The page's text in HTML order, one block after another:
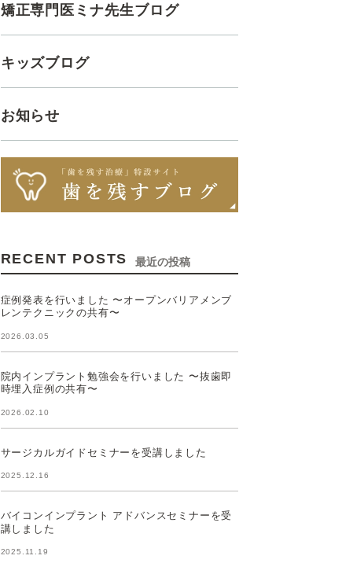
矯正専門医ミナ先生ブログ
キッズブログ
お知らせ
RECENT POSTS 最近の投稿
症例発表を行いました 〜オープンバリアメンブ
レンテクニックの共有〜
2026.03.05
院内インプラント勉強会を行いました 〜抜歯即
時埋入症例の共有〜
2026.02.10
サージカルガイドセミナーを受講しました
2025.12.16
バイコンインプラント アドバンスセミナーを受
講しました
2025.11.19